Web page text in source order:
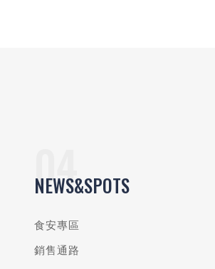
NEWS&SPOTS
食安專區
銷售通路